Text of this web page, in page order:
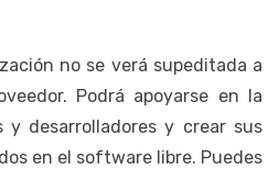
no se verá supeditada a
Podrá apoyarse en la
y desarrolladores y crear sus
en el software libre. Puedes